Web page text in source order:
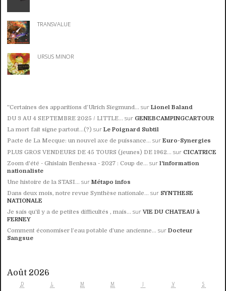
TRANSVALUE
URSUS MINOR
”Certaines des apparitions d’Ulrich Siegmund... surLionel Baland
DU 3 AU 4 SEPTEMBRE 2025 / LITTLE... sur GENEBCAMPINGCARTOUR
La mort fait signe partout...(?) surLe Poignard Subtil
Pacte de La Mecque: un nouvel axe de puissance... surEuro-Synergies
PLUS GROS VENDEURS DE 45 TOURS (jeunes) DE 1962... sur CICATRICE
Zoom d'été - Ghislain Benhessa - 2027 : Coup de... surl'information
nationaliste
Une histoire de la STASI... surMétapo infos
Dans deux mois, notre revue Synthèse nationale... sur SYNTHESE
NATIONALE
Je sais qu'il y a de petites difficultés , mais... surVIE DU CHATEAU à
FERNEY
Comment économiser l’eau potable d’une ancienne... surDocteur
Sangsue
Août 2026
D L M M J V S